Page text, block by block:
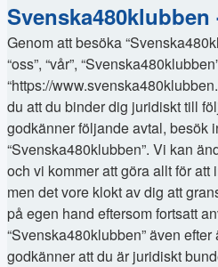
Genom att besöka
“oss”, “vår”,
“https://
du att du binder dig juridiskt till
godkänner följande avtal, besök
“Svenska480klubben”. Vi kan
och vi kommer att göra allt för att
men det vore klokt av dig att
på egen hand eftersom fortsatt
“Svenska480klubben” även
godkänner att du är juridiskt